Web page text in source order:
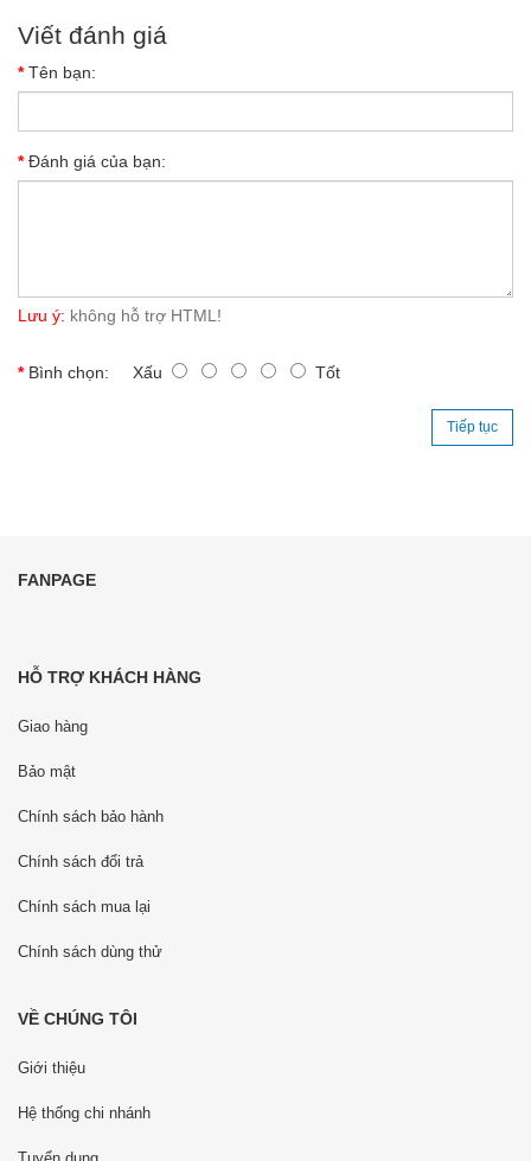
Viết đánh giá
Tên bạn:
Đánh giá của bạn:
Lưu ý: không hỗ trợ HTML!
Bình chọn: Xấu Tốt
Tiếp tục
FANPAGE
HỖ TRỢ KHÁCH HÀNG
Giao hàng
Bảo mật
Chính sách bảo hành
Chính sách đổi trả
Chính sách mua lại
Chính sách dùng thử
VỀ CHÚNG TÔI
Giới thiệu
Hệ thống chi nhánh